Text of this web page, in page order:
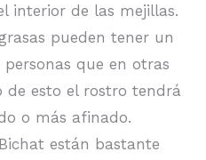
interior de las mejillas.
pueden tener un
que en otras
de esto el rostro tendrá
o más afinado.
están bastante